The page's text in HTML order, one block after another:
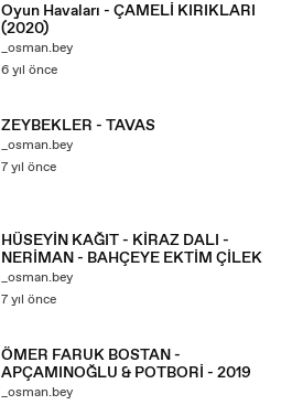
Oyun Havaları - ÇAMELİ KIRIKLARI
(2020)
_osman.bey
6 yıl önce
ZEYBEKLER - TAVAS
_osman.bey
7 yıl önce
HÜSEYİN KAĞIT - KİRAZ DALI -
NERİMAN - BAHÇEYE EKTİM ÇİLEK
_osman.bey
7 yıl önce
ÖMER FARUK BOSTAN -
APÇAMINOĞLU & POTBORİ - 2019
_osman.bey